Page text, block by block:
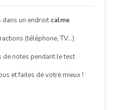
dans un endroitcalme
(téléphone, TV...)
de notes pendant le test
et faites de votre mieux !